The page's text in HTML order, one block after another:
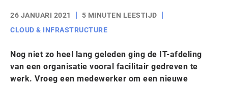
26 JANUARI 2021
5 MINUTEN LEESTIJD
CLOUD & INFRASTRUCTURE
Nog niet zo heel lang geleden ging de IT-afdeling
van een organisatie vooral facilitair gedreven te
werk. Vroeg een medewerker om een nieuwe